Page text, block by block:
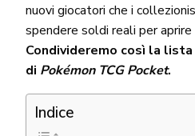
nuovi giocatori che i
spendere soldi reali per
Condivideremo così la
di Pokémon TCG Pocket.
Indice